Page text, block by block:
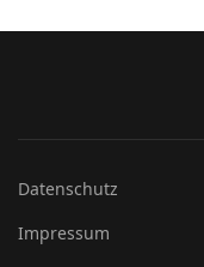
Datenschutz
Impressum